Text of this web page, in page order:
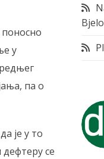
у
па о
је у то
се